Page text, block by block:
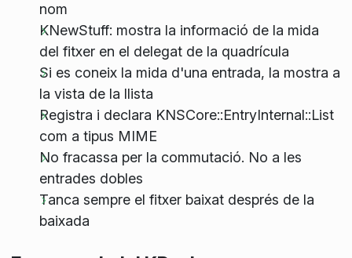
nom
KNewStuff: mostra la informació de la mida
del fitxer en el delegat de la quadrícula
Si es coneix la mida d'una entrada, la mostra a
la vista de la llista
Registra i declara KNSCore::EntryInternal::List
com a tipus MIME
No fracassa per la commutació. No a les
entrades dobles
Tanca sempre el fitxer baixat després de la
baixada